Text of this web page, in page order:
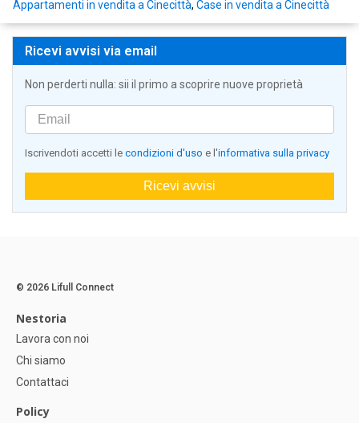
Appartamenti in vendita a Cinecittà, Case in vendita a Cinecittà
Ricevi avvisi via email
Non perderti nulla: sii il primo a scoprire nuove proprietà
Iscrivendoti accetti le condizioni d'uso e l'informativa sulla privacy
Ricevi avvisi
© 2026 Lifull Connect
Nestoria
Lavora con noi
Chi siamo
Contattaci
Policy